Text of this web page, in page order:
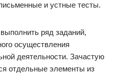
и устные тесты.
ряд заданий,
осуществления
деятельности. Зачастую
отдельные элементы из